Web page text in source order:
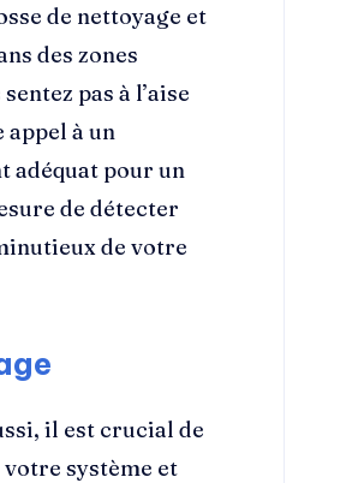
de nettoyage et
des zones
pas à l’aise
à un
adéquat pour un
de détecter
de votre
il est crucial de
système et